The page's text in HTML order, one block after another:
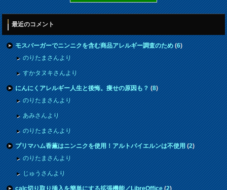
最近のコメント
モスバーガーでニンニクを含む商品アレルギー調査のため(6)
のりたまさんより
すかタヌキさんより
にんにくアレルギー人生と後悔。痩せの原因も？(8)
のりたまさんより
あみさんより
のりたまさんより
プリマハム香薫はニンニクを使用！アルトバイエルンは不使用(2)
のりたまさんより
じゅうさんより
calc切り取り挿入を簡単にする拡張機能／LibreOffice(2)